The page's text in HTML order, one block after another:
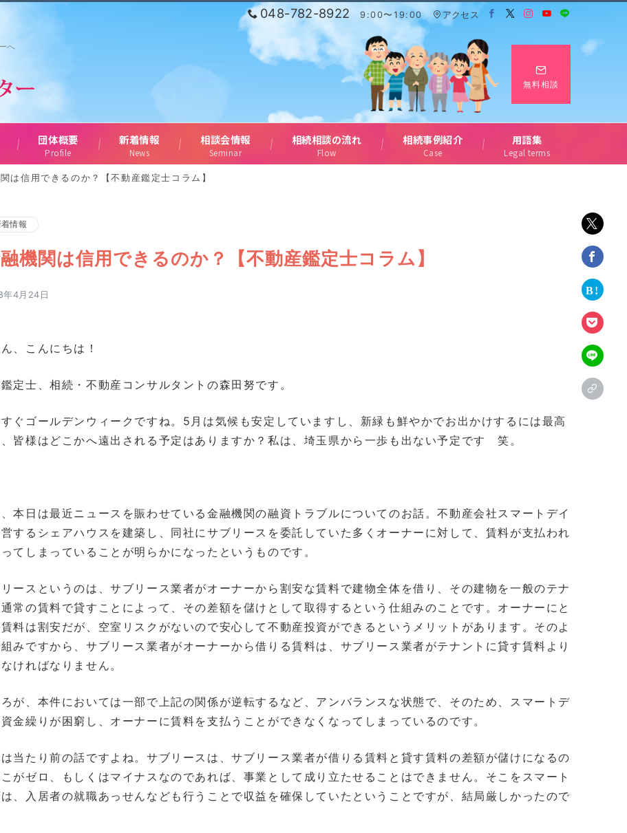
048-782-8922 9:00〜19:00 アクセス
へ
無料相談
団体概要
Profile
新着情報
News
相談会情報
Seminar
相続相談の流れ
Flow
相続事例紹介
Case
用語集
Legal terms
は信用できるのか？【不動産鑑定士コラム】
着情報
機関は信用できるのか？【不動産鑑定士コラム】
年4月24日
、こんにちは！
定士、相続・不動産コンサルタントの森田努です。
ぐゴールデンウィークですね。5月は気候も安定していますし、新緑も鮮やかでお出かけするには最高
皆様はどこかへ遠出される予定はありますか？私は、埼玉県から一歩も出ない予定です 笑。
本日は最近ニュースを賑わせている金融機関の融資トラブルについてのお話。不動産会社スマートデイ
するシェアハウスを建築し、同社にサブリースを委託していた多くオーナーに対して、賃料が支払われ
てしまっていることが明らかになったというものです。
ースというのは、サブリース業者がオーナーから割安な賃料で建物全体を借り、その建物を一般のテナ
常の賃料で貸すことによって、その差額を儲けとして取得するという仕組みのことです。オーナーにと
料は割安だが、空室リスクがないので安心して不動産投資ができるというメリットがあります。そのよ
みですから、サブリース業者がオーナーから借りる賃料は、サブリース業者がテナントに貸す賃料より
ければなりません。
が、本件においては一部で上記の関係が逆転するなど、アンバランスな状態で、そのため、スマートデ
金繰りが困窮し、オーナーに賃料を支払うことができなくなってしまっているのです。
当たり前の話ですよね。サブリースは、サブリース業者が借りる賃料と貸す賃料の差額が儲けになるの
がゼロ、もしくはマイナスなのであれば、事業として成り立たせることはできません。そこをスマート
、入居者の就職あっせんなども行うことで収益を確保していたということですが、結局厳しかったので